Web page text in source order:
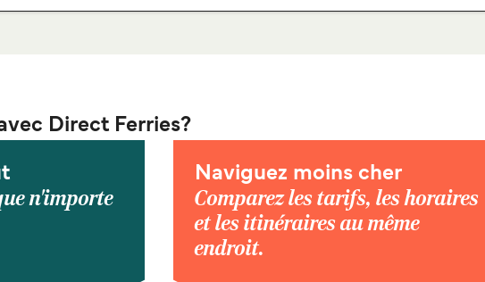
Direct Ferries?
n'importe
Naviguez moins cher
Comparez les tarifs, les horaires
et les itinéraires au même
endroit.